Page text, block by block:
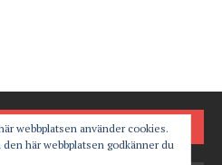
webbplatsen använder cookies.
här webbplatsen godkänner du